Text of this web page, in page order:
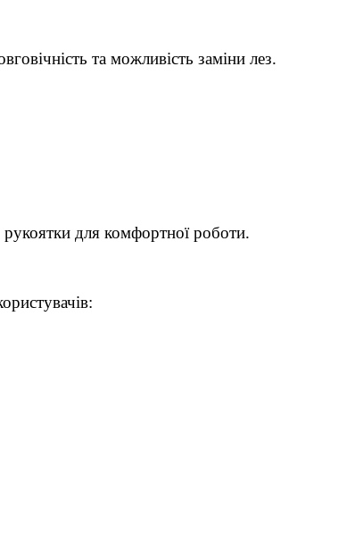
та можливість заміни лез.
рукоятки для комфортної роботи.